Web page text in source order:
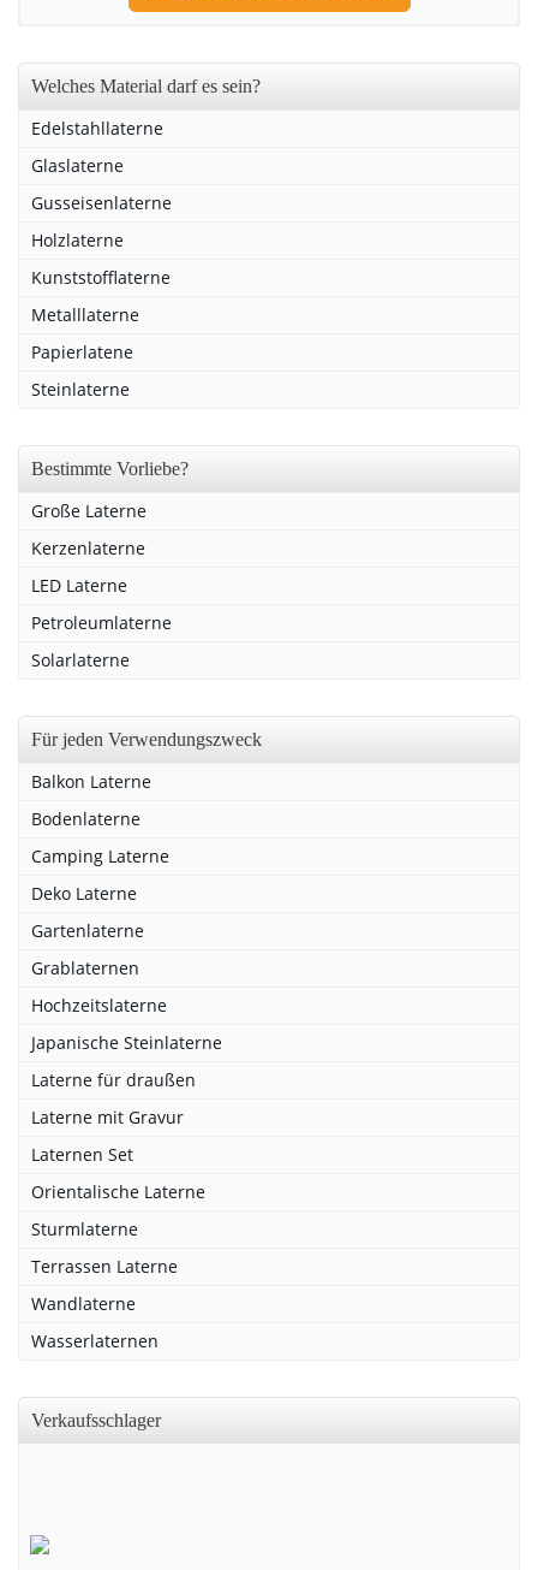
Welches Material darf es sein?
Edelstahllaterne
Glaslaterne
Gusseisenlaterne
Holzlaterne
Kunststofflaterne
Metalllaterne
Papierlatene
Steinlaterne
Bestimmte Vorliebe?
Große Laterne
Kerzenlaterne
LED Laterne
Petroleumlaterne
Solarlaterne
Für jeden Verwendungszweck
Balkon Laterne
Bodenlaterne
Camping Laterne
Deko Laterne
Gartenlaterne
Grablaternen
Hochzeitslaterne
Japanische Steinlaterne
Laterne für draußen
Laterne mit Gravur
Laternen Set
Orientalische Laterne
Sturmlaterne
Terrassen Laterne
Wandlaterne
Wasserlaternen
Verkaufsschlager